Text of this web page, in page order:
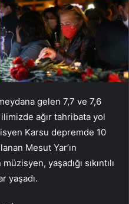
gelen 7,7 ve 7,6
ağır tahribata yol
Karsu depremde 10
Mesut Yar’ın
yaşadığı sıkıntılı
yaşadı.